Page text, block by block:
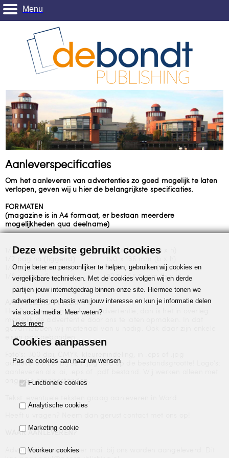
Menu
Aanleverspecificaties
Om het aanleveren van advertenties zo goed mogelijk te laten
verlopen, geven wij u hier de belangrijkste specificaties.
FORMATEN
(magazine is in A4 formaat, er bestaan meerdere
mogelijkheden qua deelname)
1/1 pagina (staand)
190 x 277 mm (b x h)
1/4 pagina (staand)
92,5 x 136 mm (b x h)
1/8 pagina (liggend)
92,5 x 65,5 mm (b x h)
AANVULLEND MATERIAAL
Heeft u geen kant en klare advertentie, dan is het in overleg
mogelijk de advertentie door ons te laten opmaken. In dat
geval hebben wij materiaal van u nodig. Ook daar zijn enkele
eisen aan gebonden.
aanleveren. Let bij een .jpg foto op de bestandsgrootte! Logo’s:
originele bronbestanden.
WAAR AANLEVEREN?
Advertenties kunnen per mail bij ons worden aangeleverd. Dit
Deze website gebruikt cookies
Om je beter en persoonlijker te helpen, gebruiken wij cookies en
vergelijkbare technieken. Met de cookies volgen wij en derde
partijen jouw internetgedrag binnen onze site. Hiermee tonen we
advertenties op basis van jouw interesse en kun je informatie delen
via social media. Meer weten?
Lees meer
Cookies aanpassen
Pas de cookies aan naar uw wensen
Functionele cookies
Analytische cookies
Marketing cookie
Voorkeur cookies